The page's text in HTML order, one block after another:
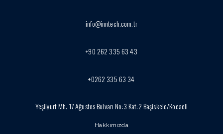
info@inntech.com.tr
+90 262 335 63 43
+0262 335 63 34
Yeşilyurt Mh. 17 Ağustos Bulvarı No:3 Kat:2 Başiskele/Kocaeli
Hakkımızda